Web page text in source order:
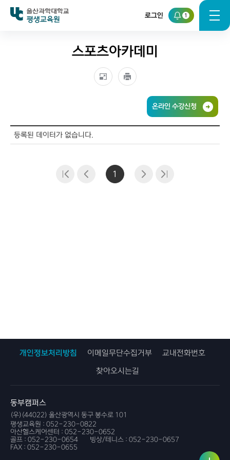
사용자
서비스
링크서
비스
로그인 1
평생교육원
스포츠아카데미
온라인 수강신청
세부과정명
등록된 데이터가 없습니다.
1
개인정보처리방침 이메일무단수집거부 교내전화번호
찾아오시는길
동부캠퍼스
(우)(44022) 울산광역시 동구 봉수로 101
평생교육원 : 052-230-0822
아산헬스케어센터 : 052-230-0652
골프 : 052-230-0654 빙상/테니스 : 052-230-0657
FAX : 052-230-0655